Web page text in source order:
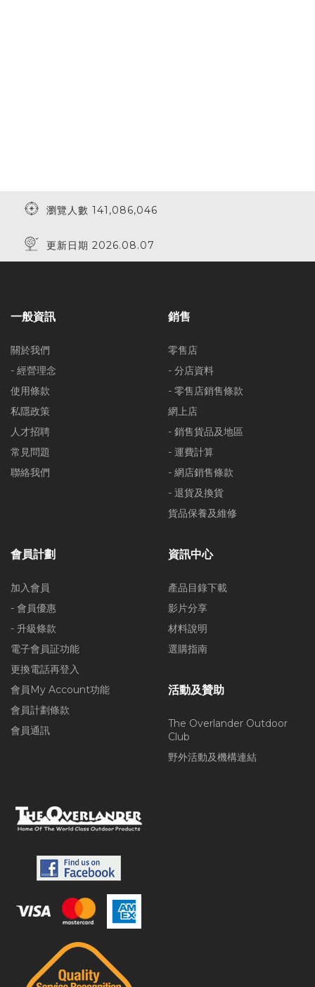
瀏覽人數 141,086,046
更新日期 2026.08.07
一般資訊
關於我們
- 經營理念
使用條款
私隱政策
人才招聘
常見問題
聯絡我們
銷售
零售店
- 分店資料
- 零售店銷售條款
網上店
- 銷售貨品及地區
- 運費計算
- 網店銷售條款
- 退貨及換貨
貨品保養及維修
會員計劃
加入會員
- 會員優惠
- 升級條款
電子會員証功能
更換電話再登入
會員My Account功能
會員計劃條款
會員通訊
資訊中心
產品目錄下載
影片分享
材料說明
選購指南
活動及贊助
The Overlander Outdoor
Club
野外活動及機構連結